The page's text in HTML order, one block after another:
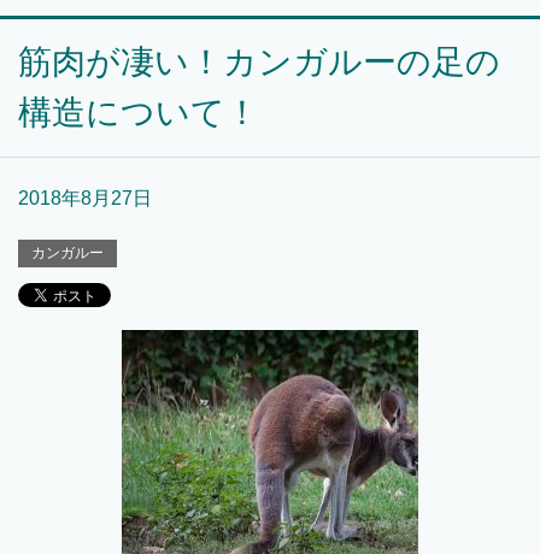
筋肉が凄い！カンガルーの足の
構造について！
2018年8月27日
カンガルー